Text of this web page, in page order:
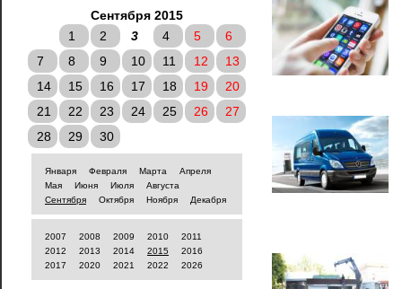
Сентября 2015
1
2 3 4 5
6
7
8 9 10 11 12
13
14
15 16 17 18 19
20
21
22 23 24 25 26
27
28
29 30
Января Февраля Марта
Апреля
Мая
Июня Июля
Августа
Сентября
Октября Ноября Декабря
2007 2008 2009 2010
2011
2012
2013 2014 2015
2016
2017
2020 2021 2022 2026